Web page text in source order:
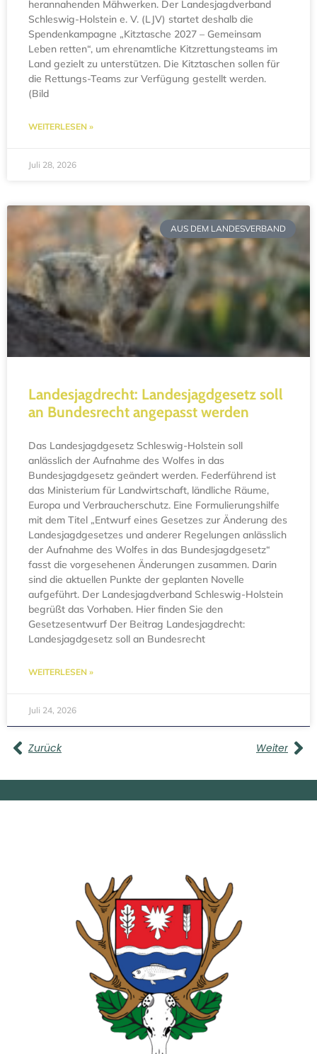
herannahenden Mähwerken. Der Landesjagdverband
Schleswig-Holstein e. V. (LJV) startet deshalb die
Spendenkampagne „Kitztasche 2027 – Gemeinsam
Leben retten“, um ehrenamtliche Kitzrettungsteams im
Land gezielt zu unterstützen. Die Kitztaschen sollen für
die Rettungs-Teams zur Verfügung gestellt werden.
(Bild
WEITERLESEN »
Juli 28, 2026
AUS DEM LANDESVERBAND
Landesjagdrecht: Landesjagdgesetz soll
an Bundesrecht angepasst werden
Das Landesjagdgesetz Schleswig-Holstein soll
anlässlich der Aufnahme des Wolfes in das
Bundesjagdgesetz geändert werden. Federführend ist
das Ministerium für Landwirtschaft, ländliche Räume,
Europa und Verbraucherschutz. Eine Formulierungshilfe
mit dem Titel „Entwurf eines Gesetzes zur Änderung des
Landesjagdgesetzes und anderer Regelungen anlässlich
der Aufnahme des Wolfes in das Bundesjagdgesetz“
fasst die vorgesehenen Änderungen zusammen. Darin
sind die aktuellen Punkte der geplanten Novelle
aufgeführt. Der Landesjagdverband Schleswig-Holstein
begrüßt das Vorhaben. Hier finden Sie den
Gesetzesentwurf Der Beitrag Landesjagdrecht:
Landesjagdgesetz soll an Bundesrecht
WEITERLESEN »
Juli 24, 2026
Zurück Weiter